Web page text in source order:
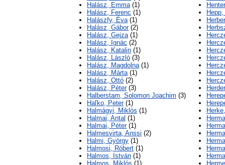
Halász, Emma(1)
Halász, Ferenc (1)
Halászfy, Éva(1)
Halász, Gábor(2)
Halász, Gejza(1)
Halász, Ignác (2)
Halász, Katalin (1)
Halász, László (3)
Halász, Magdolna(1)
Halász, Márta(1)
Halász, Ottó (2)
Halász, Péter(3)
Halberstam, Solomon Joachim (3)
Haľko, Peter(1)
Halmágyi, Miklós (1)
Halmai, Antal (1)
Halmai, Péter(1)
Halmesvirta, Anssi (2)
Halmi, György (1)
Halmosi, Róbert (1)
Halmos, István (1)
Halmos, Miklós (1)